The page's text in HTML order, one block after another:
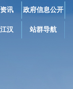
讯 政府信息公开
汉 站群导航